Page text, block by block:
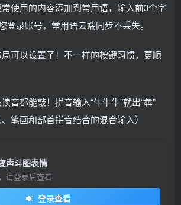
常使用的内容添加到常用语，输入前3个字
登录账号，常用语云端同步不丢失。
局可以设置了！不一样的按键习惯，更顺
音都能敲！拼音输入“牛牛牛”就出“犇”
、笔画和部首拼音结合的混合输入）
声斗图表情
请登录后查看
登录查看